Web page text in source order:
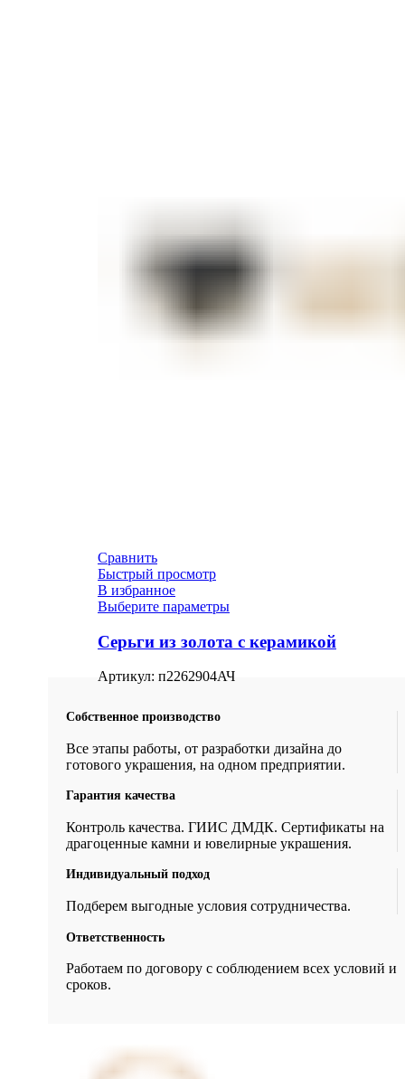
Сравнить
Быстрый просмотр
В избранное
Выберите параметры
Серьги из золота с керамикой
Артикул: п2262904АЧ
Собственное производство
Все этапы работы, от разработки дизайна до
готового украшения, на одном предприятии.
Гарантия качества
Контроль качества. ГИИС ДМДК. Сертификаты на
драгоценные камни и ювелирные украшения.
Индивидуальный подход
Подберем выгодные условия сотрудничества.
Ответственность
Работаем по договору с соблюдением всех условий и
сроков.